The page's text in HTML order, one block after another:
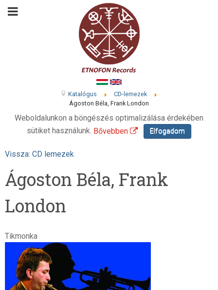
Katalógus
CD-lemezek
Ágoston Béla, Frank London
Weboldalunkon a böngészés optimalizálása érdekében
sütiket használunk. Bővebben Elfogadom
Vissza: CD lemezek
Ágoston Béla, Frank
London
Tikmonka